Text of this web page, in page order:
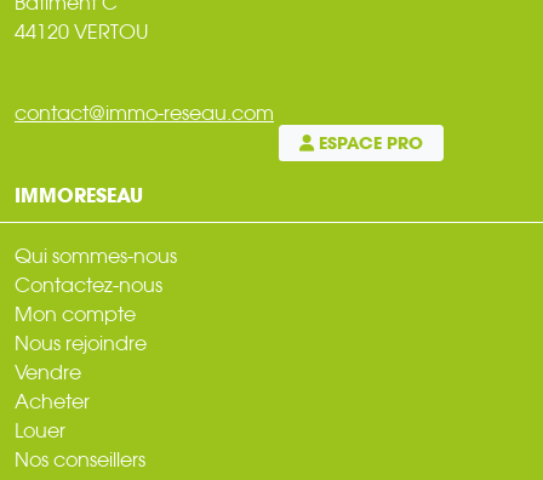
44120 VERTOU
contact@immo-reseau.com
ESPACE PRO
IMMORESEAU
Qui sommes-nous
Contactez-nous
Mon compte
Nous rejoindre
Vendre
Acheter
Louer
Nos conseillers